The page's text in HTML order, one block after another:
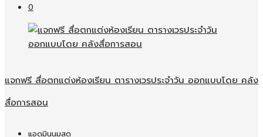
0
แจกฟรี สื่อตกแต่งห้องเรียน ตารางเวรประจำวัน ออกแบบโดย คลัง
สื่อการสอน
แอดมินนมสด